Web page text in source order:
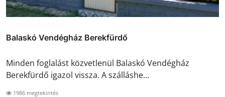
Balaskó Vendégház Berekfürdő
Minden foglalást közvetlenül Balaskó Vendégház
Berekfürdő igazol vissza. A szálláshe...
1986 megtekintés